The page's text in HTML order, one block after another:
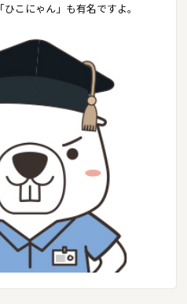
こにゃん」も有名ですよ。